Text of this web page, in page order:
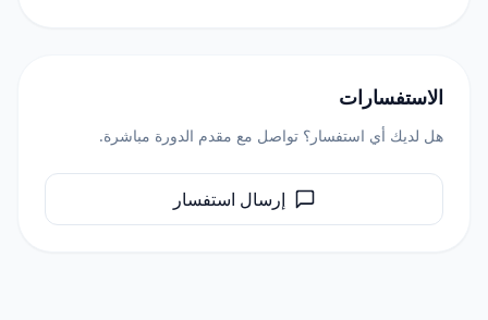
الاستفسارات
هل لديك أي استفسار؟ تواصل مع مقدم الدورة مباشرة.
إرسال استفسار